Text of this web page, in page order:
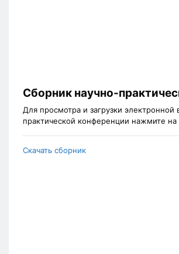
Сборник научно-
Для просмотра и загрузки
практической конференции нажмите
Скачать сборник